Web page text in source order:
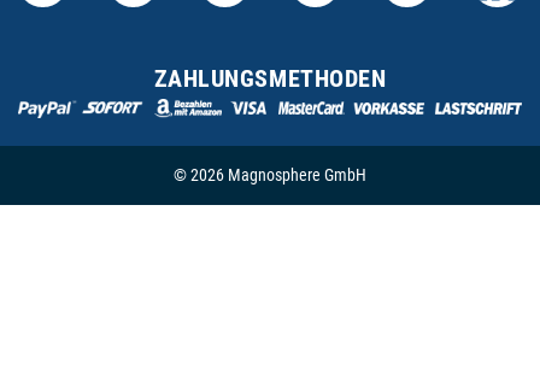
ZAHLUNGSMETHODEN
© 2026 Magnosphere GmbH